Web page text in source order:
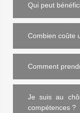
Qui peut
Combien coûte
Comment
Je suis au
compétences ?